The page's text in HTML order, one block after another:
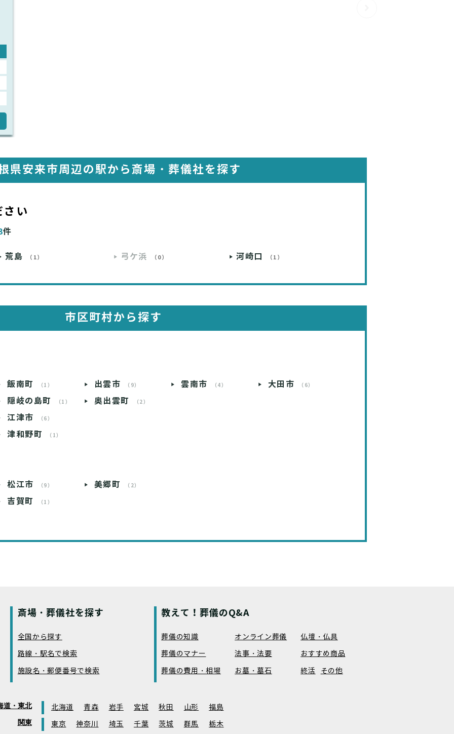
県安来市周辺の駅から 斎場・葬儀社を探す
い
件
荒島 （1） 弓ケ浜 （0） 河崎口 （1）
市区町村から探す
飯南町 （1） 出雲市 （9） 雲南市 （4） 大田市 （6）
隠岐の島町 （1） 奥出雲町 （2）
江津市 （6）
津和野町 （1）
松江市 （9） 美郷町 （2）
吉賀町 （1）
斎場・葬儀社を探す
全国から探す
路線・駅名で検索
施設名・郵便番号で検索
教えて！葬儀のQ&A
葬儀の知識 オンライン葬儀
仏壇・仏具
葬儀のマナー
法事・法要
おすすめ商品
葬儀の費用・相場
お墓・墓石 終活 その他
道・東北 北海道 青森 岩手 宮城 秋田 山形 福島
関東 東京 神奈川 埼玉 千葉 茨城 群馬 栃木